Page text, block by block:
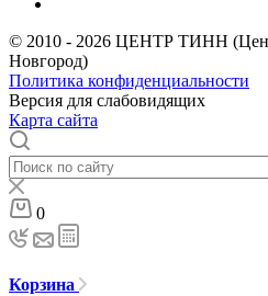
© 2010 - 2026 ЦЕНТР ТИНН
Новгород)
Политика конфиденциальности
Версия для слабовидящих
Карта сайта
0
Корзина